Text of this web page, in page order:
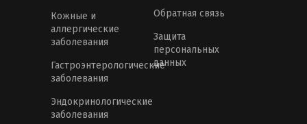
Кожные и
аллергические
заболевания
Гастроэнтерологические
заболевания
Эндокринологические
заболевания
Обратная связь
Защита
персональных
данных